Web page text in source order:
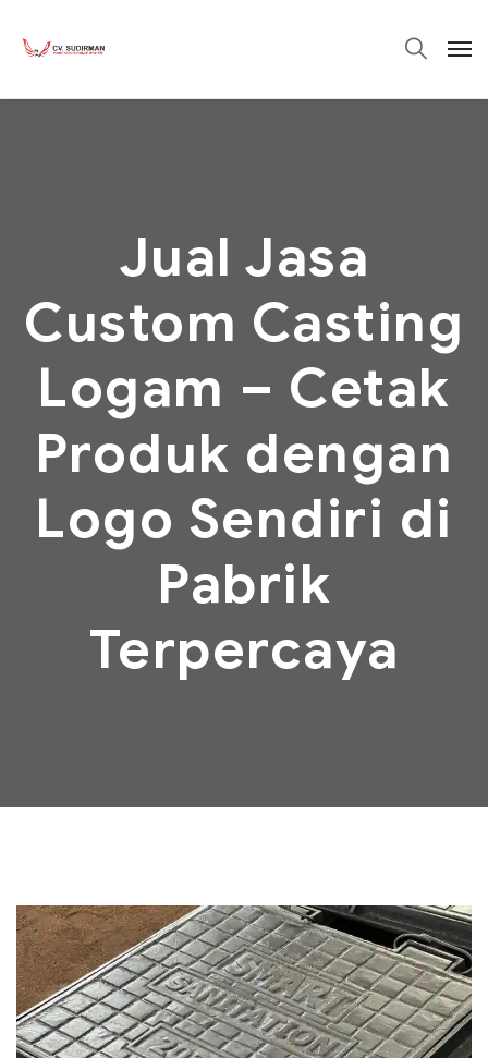
Jual Jasa
Custom Casting
Logam – Cetak
Produk dengan
Logo Sendiri di
Pabrik
Terpercaya